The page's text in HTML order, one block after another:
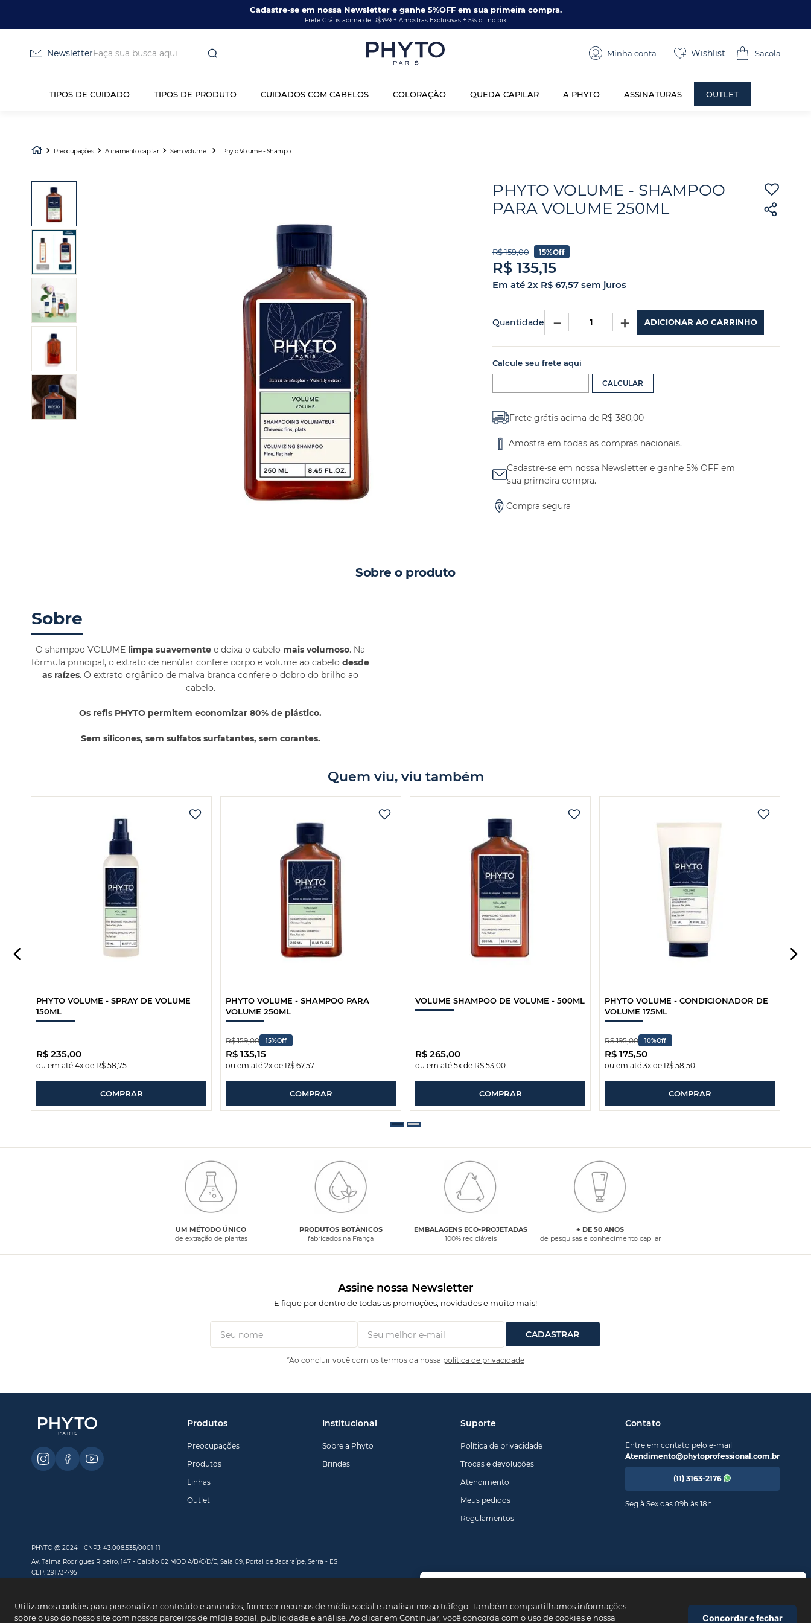
Cadastre-se em nossa Newsletter e ganhe 5%OFF em sua primeira compra.
Frete Grátis acima de R$399 + Amostras Exclusivas + 5% off no pix
NewsletterFaça sua busca aqui Minha conta Wishlist
TIPOS DE CUIDADO TIPOS DE PRODUTO CUIDADOS COM CABELOS COLORAÇÃO QUEDA CAPILAR A PHYTO ASSINATURAS OUTLET
Utilizamos cookies para personalizar conteúdo e anúncios, fornecer recursos de mídia social e analisar nosso tráfego. Também compartilhamos informações
sobre o uso do nosso site com nossos parceiros de mídia social, publicidade e análise. Ao clicar em Continuar, você concorda com o uso de cookies e nossa
Concordar e fechar
Preocupações Afinamento capilar Sem volume Phyto Volume - Shampoo para Volume 250ml
PHYTO VOLUME - SHAMPOO
PARA VOLUME 250ML
R$159,00 15%Off
R$ 135,15
Em até 2x R$ 67,57 sem juros
Quantidade ＋
－ ADICIONAR AO CARRINHO
Calcule seu frete aqui
Frete grátis acima de R$ 380,00
Amostra em todas as compras nacionais.
Cadastre-se em nossa Newsletter e ganhe 5% OFF em
sua primeira compra.
Compra segura
Sobre o produto
Sobre
O shampoo VOLUME limpa suavemente e deixa o cabelo mais volumoso. Na
fórmula principal, o extrato de nenúfar confere corpo e volume ao cabelo desde
as raízes. O extrato orgânico de malva branca confere o dobro do brilho ao
cabelo.
Os refis PHYTO permitem economizar 80% de plástico.
Sem silicones, sem sulfatos surfatantes, sem corantes.
Quem viu, viu também
PHYTO VOLUME - SPRAY DE VOLUME
150ML
R$ 235,00
ou em até 4x de R$ 58,75
COMPRAR
PHYTO VOLUME - SHAMPOO PARA
VOLUME 250ML
R$ 159,00 15%Off
R$ 135,15
ou em até 2x de R$ 67,57
COMPRAR
VOLUME SHAMPOO DE VOLUME - 500ML
R$ 265,00
ou em até 5x de R$ 53,00
COMPRAR
PHYTO VOLUME - CONDICIONADOR DE
VOLUME 175ML
R$ 195,00 10%Off
R$ 175,50
ou em até 3x de R$ 58,50
COMPRAR
Use o cupomPRIMEIROPHYTO
e garanta seu desconto. Valido apenas
na primeira compra.
UM MÉTODO ÚNICO
de extração de plantas
PRODUTOS BOTÂNICOS
fabricados na França
EMBALAGENS ECO-PROJETADAS
100% recicláveis
+ DE 50 ANOS
de pesquisas e conhecimento capilar
Assine nossa Newsletter
E fique por dentro de todas as promoções, novidades e muito mais!
CADASTRAR
*Ao concluir você com os termos da nossa política de privacidade
Produtos
Preocupações
Produtos
Linhas
Outlet
Institucional
Sobre a Phyto
Brindes
Suporte
Política de privacidade
Trocas e devoluções
Atendimento
Meus pedidos
Regulamentos
Contato
Entre em contato pelo e-mail
Atendimento@phytoprofessional.com.br
(11) 3163-2176
Seg à Sex das 09h às 18h
PHYTO @ 2024 - CNPJ: 43.008.535/0001-11
Av. Talma Rodrigues Ribeiro, 147 - Galpão 02 MOD A/B/C/D/E, Sala 09, Portal de Jacaraípe, Serra - ES
CEP: 29173-795